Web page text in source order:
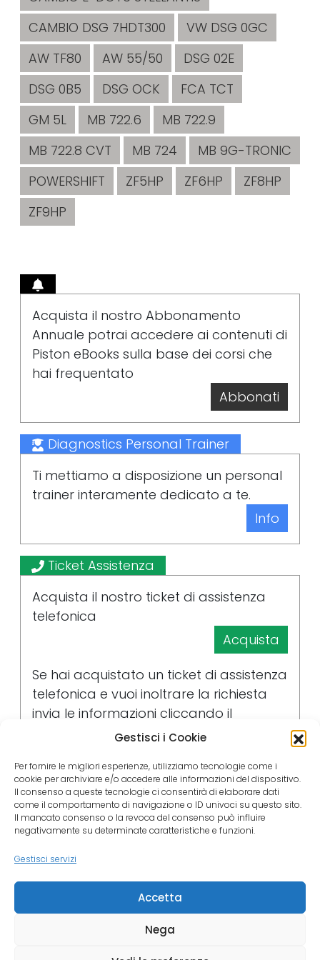
Gestisci i Cookie
Per fornire le migliori esperienze, utilizziamo tecnologie come i
cookie per archiviare e/o accedere alle informazioni del dispositivo.
Il consenso a queste tecnologie ci consentirà di elaborare dati
come il comportamento di navigazione o ID univoci su questo sito.
Il mancato consenso o la revoca del consenso può influire
negativamente su determinate caratteristiche e funzioni.
Gestisci servizi
Accetta
Nega
CAMBIO DSG 7HDT300
VW DSG 0GC
AW TF80
AW 55/50
DSG 02E
DSG 0B5
DSG OCK
FCA TCT
GM 5L
MB 722.6
MB 722.9
MB 722.8 CVT
MB 724
MB 9G-TRONIC
POWERSHIFT
ZF5HP ZF6HP
ZF8HP
ZF9HP
Acquista il nostro Abbonamento
Annuale potrai accedere ai contenuti di
Piston eBooks sulla base dei corsi che
hai frequentato
Abbonati
Diagnostics Personal Trainer
Ti mettiamo a disposizione un personal
trainer interamente dedicato a te.
Info
Ticket Assistenza
Acquista il nostro ticket di assistenza
telefonica
Acquista
Se hai acquistato un ticket di assistenza
telefonica e vuoi inoltrare la richiesta
invia le informazioni cliccando il
Ore di Formazione Personalizzate
Acquista ore di formazione dedicata
online
Acquista